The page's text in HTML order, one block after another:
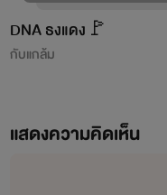
DNA ธงแดง🚩
กับแกล้ม
แสดงความคิดเห็น